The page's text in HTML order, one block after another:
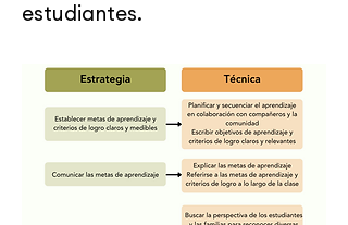
estudiantes.